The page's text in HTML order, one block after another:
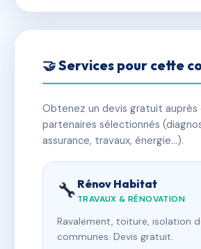
🤝 Services pour cette
Obtenez un devis gratuit auprès
partenaires sélectionnés
assurance, travaux, énergie…).
🔧 Rénov Habitat
TRAVAUX & RÉNOVATION
Ravalement, toiture, isolation
communes. Devis gratuit.